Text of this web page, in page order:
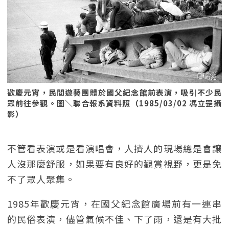
歡慶元宵，民間遊藝團體於國父紀念館前表演，吸引不少民
眾前往參觀。圖＼聯合報系資料照（1985/03/02 馮立罡攝
影）
不管看表演或是看演唱會，人擠人的現場總是會讓
人沒那麼舒服，如果要有良好的觀賞視野，更是免
不了眾人聚集。
1985年歡慶元宵，在國父紀念館廣場前有一連串
的民俗表演，儘管氣候不佳、下了雨，還是有大批